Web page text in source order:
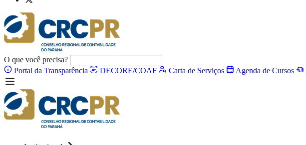
O que você precisa?
Portal da Transparência
DECORE/COAF Carta de Serviços Agenda de Cursos